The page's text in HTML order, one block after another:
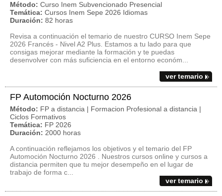
Método: Curso Inem Subvencionado Presencial
Temática: Cursos Inem Sepe 2026 Idiomas
Duración: 82 horas
Revisa a continuación el temario de nuestro CURSO Inem Sepe
2026 Francés - Nivel A2 Plus. Estamos a tu lado para que
consigas mejorar mediante la formación y te puedas
desenvolver con más suficiencia en el entorno económ...
ver temario
FP Automoción Nocturno 2026
Método: FP a distancia | Formacion Profesional a distancia |
Ciclos Formativos
Temática: FP 2026
Duración: 2000 horas
A continuación reflejamos los objetivos y el temario del FP
Automoción Nocturno 2026 . Nuestros cursos online y cursos a
distancia permiten que tu mejor desempeño en el lugar de
trabajo de forma c...
ver temario